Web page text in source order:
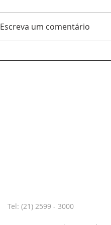
Escreva um comentário
Tel: (21) 2599 - 3000